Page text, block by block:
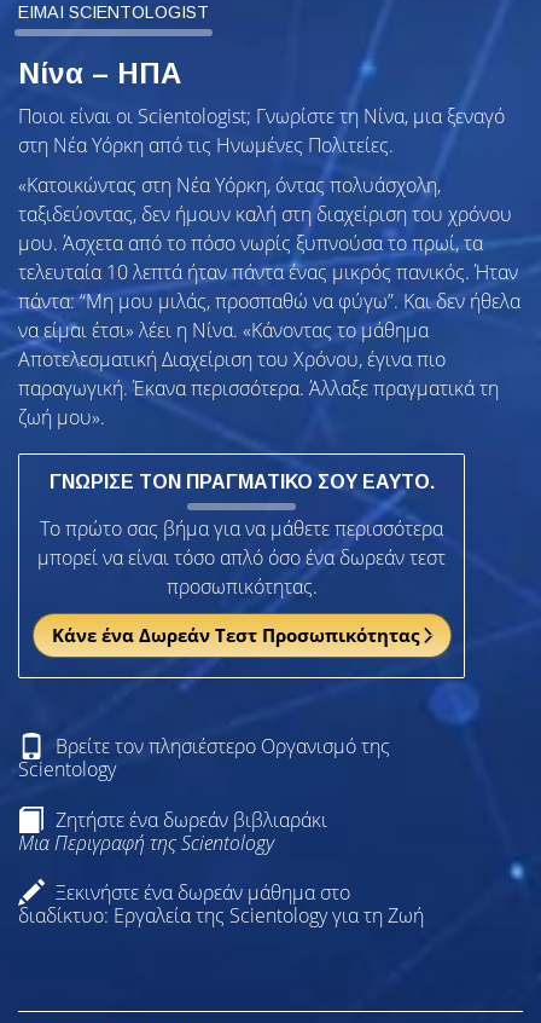
ΕΙΜΑΙ SCIENTOLOGIST
Νίνα – ΗΠΑ
Ποιοι είναι οι Scientologist; Γνωρίστε τη Νίνα, μια ξεναγό
στη Νέα Υόρκη από τις Ηνωμένες Πολιτείες.
«Κατοικώντας στη Νέα Υόρκη, όντας πολυάσχολη,
ταξιδεύοντας, δεν ήμουν καλή στη διαχείριση του χρόνου
μου. Άσχετα από το πόσο νωρίς ξυπνούσα το πρωί, τα
τελευταία 10 λεπτά ήταν πάντα ένας μικρός πανικός. Ήταν
πάντα: “Μη μου μιλάς, προσπαθώ να φύγω”. Και δεν ήθελα
να είμαι έτσι» λέει η Νίνα. «Κάνοντας το μάθημα
Αποτελεσματική Διαχείριση του Χρόνου, έγινα πιο
παραγωγική. Έκανα περισσότερα. Άλλαξε πραγματικά τη
ζωή μου».
ΓΝΩΡΙΣΕ ΤΟΝ ΠΡΑΓΜΑΤΙΚΟ ΣΟΥ ΕΑΥΤΟ.
Το πρώτο σας βήμα για να μάθετε περισσότερα
μπορεί να είναι τόσο απλό όσο ένα δωρεάν τεστ
προσωπικότητας.
Κάνε ένα Δωρεάν Τεστ Προσωπικότητας
Βρείτε τον πλησιέστερο Οργανισμό της
Scientology
Ζητήστε ένα δωρεάν βιβλιαράκι
Μια Περιγραφή της Scientology
Ξεκινήστε ένα δωρεάν μάθημα στο
διαδίκτυο: Εργαλεία της Scientology για τη Ζωή